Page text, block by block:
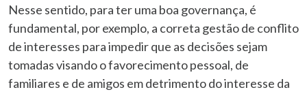
Nesse sentido, para ter uma boa governança, é
fundamental, por exemplo, a correta gestão de conflito
de interesses para impedir que as decisões sejam
tomadas visando o favorecimento pessoal, de
familiares e de amigos em detrimento do interesse da